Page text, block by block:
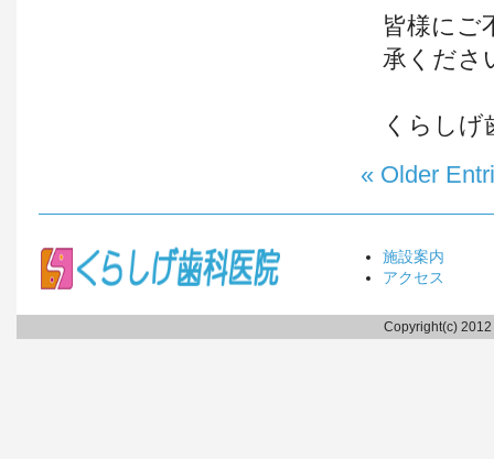
皆様にご
承くださ
くらし
« Older
施設案内
アクセス
Copyright(c)